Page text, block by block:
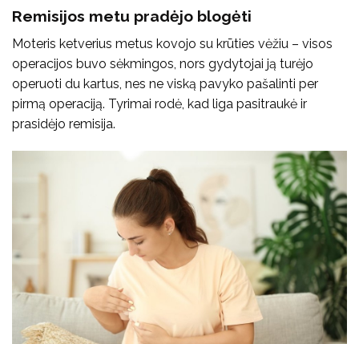
Remisijos metu pradėjo blogėti
Moteris ketverius metus kovojo su krūties vėžiu – visos
operacijos buvo sėkmingos, nors gydytojai ją turėjo
operuoti du kartus, nes ne viską pavyko pašalinti per
pirmą operaciją. Tyrimai rodė, kad liga pasitraukė ir
prasidėjo remisija.